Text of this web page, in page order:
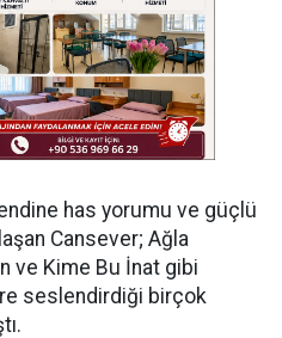
has yorumu ve güçlü
Cansever; Ağla
ve Kime Bu İnat gibi
seslendirdiği birçok